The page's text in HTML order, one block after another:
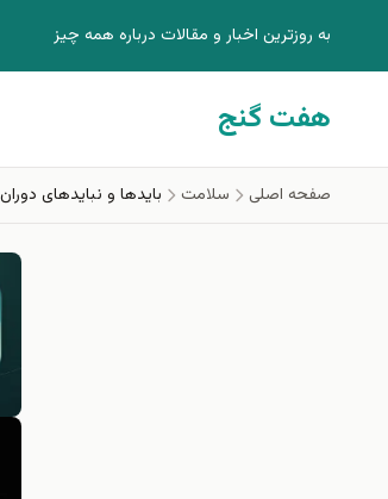
به روزترين اخبار و مقالات درباره همه چيز
هفت گنج
صفحه اصلی سلامت بایدها و نبایدهای